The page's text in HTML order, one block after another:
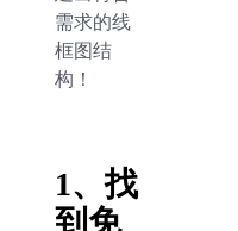
需求的线
框图结
构！
1、找
到免